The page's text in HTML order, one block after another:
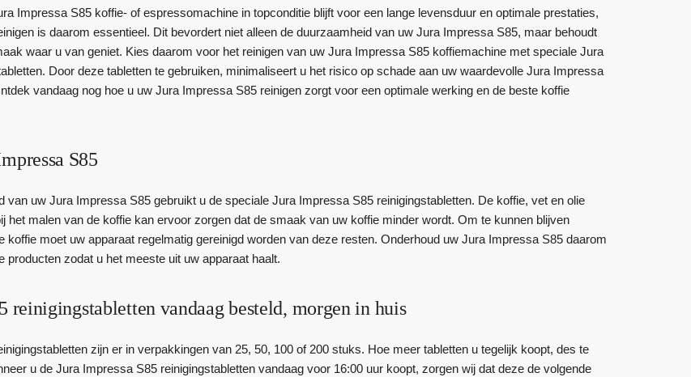
Impressa S85 koffie- of espressomachine in topconditie blijft voor een lange levensduur en optimale prestaties,
is daarom essentieel. Dit bevordert niet alleen de duurzaamheid van uw Jura Impressa S85, maar behoudt
waar u van geniet. Kies daarom voor het reinigen van uw Jura Impressa S85 koffiemachine met speciale Jura
Door deze tabletten te gebruiken, minimaliseert u het risico op schade aan uw waardevolle Jura Impressa
vandaag nog hoe u uw Jura Impressa S85 reinigen zorgt voor een optimale werking en de beste koffie
S85
van uw Jura Impressa S85 gebruikt u de speciale Jura Impressa S85 reinigingstabletten. De koffie, vet en olie
het malen van de koffie kan ervoor zorgen dat de smaak van uw koffie minder wordt. Om te kunnen blijven
koffie moet uw apparaat regelmatig gereinigd worden van deze resten. Onderhoud uw Jura Impressa S85 daarom
producten zodat u het meeste uit uw apparaat haalt.
reinigingstabletten vandaag besteld, morgen in huis
zijn er in verpakkingen van 25, 50, 100 of 200 stuks. Hoe meer tabletten u tegelijk koopt, des te
u de Jura Impressa S85 reinigingstabletten vandaag voor 16:00 uur koopt, zorgen wij dat deze de volgende